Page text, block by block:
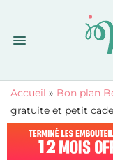
Accueil » Bon plan
gratuite et petit